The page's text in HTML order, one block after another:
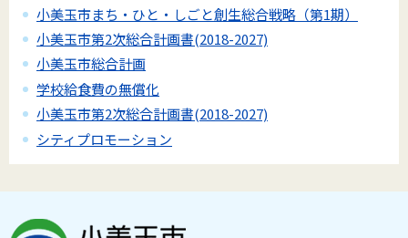
小美玉市まち・ひと・しごと創生総合戦略（第1期）
小美玉市第2次総合計画書(2018-2027)
小美玉市総合計画
学校給食費の無償化
小美玉市第2次総合計画書(2018-2027)
シティプロモーション